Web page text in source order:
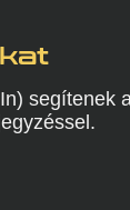
segítenek